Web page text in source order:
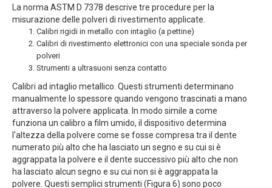
La norma ASTM D 7378 descrive tre procedure per la
misurazione delle polveri di rivestimento applicate.
Calibri rigidi in metallo con intaglio (a pettine)
Calibri di rivestimento elettronici con una speciale sonda per
polveri
Strumenti a ultrasuoni senza contatto
Calibri ad intaglio metallico. Questi strumenti determinano
manualmente lo spessore quando vengono trascinati a mano
attraverso la polvere applicata. In modo simile a come
funziona un calibro a film umido, il dispositivo determina
l'altezza della polvere come se fosse compresa tra il dente
numerato più alto che ha lasciato un segno e su cui si è
aggrappata la polvere e il dente successivo più alto che non
ha lasciato alcun segno e su cui non si è aggrappata la
polvere. Questi semplici strumenti (Figura 6) sono poco